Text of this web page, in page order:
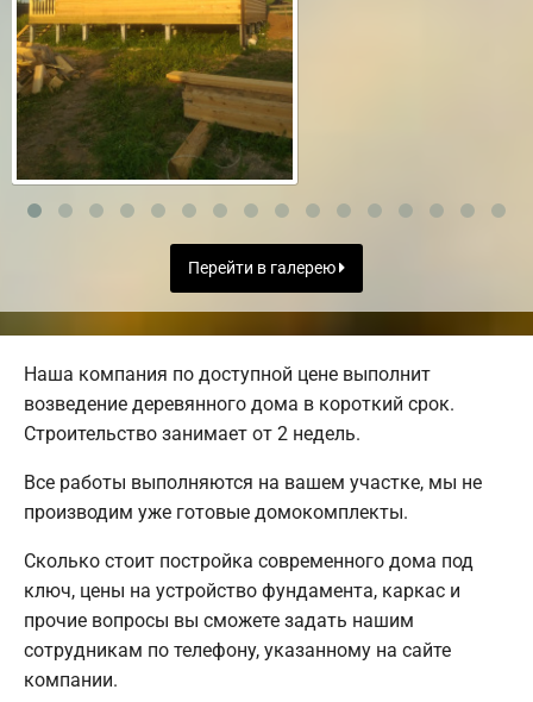
Перейти в галерею
Наша компания по доступной цене выполнит
возведение деревянного дома в короткий срок.
Строительство занимает от 2 недель.
Все работы выполняются на вашем участке, мы не
производим уже готовые домокомплекты.
Сколько стоит постройка современного дома под
ключ, цены на устройство фундамента, каркас и
прочие вопросы вы сможете задать нашим
сотрудникам по телефону, указанному на сайте
компании.